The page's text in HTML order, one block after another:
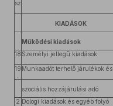
sz
KIADÁSOK
Működési kiadások
18 Személyi jellegű kiadások
19 Munkaadót terhelő járulékok és
szociális hozzájárulási adó
2 Dologi kiadások és egyéb folyó